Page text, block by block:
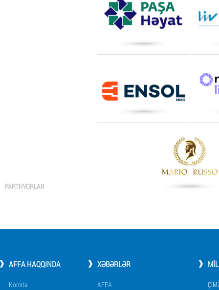
PARTNYORLAR
AFFA HAQQINDA
Komitə
XƏBƏRLƏR
AFFA